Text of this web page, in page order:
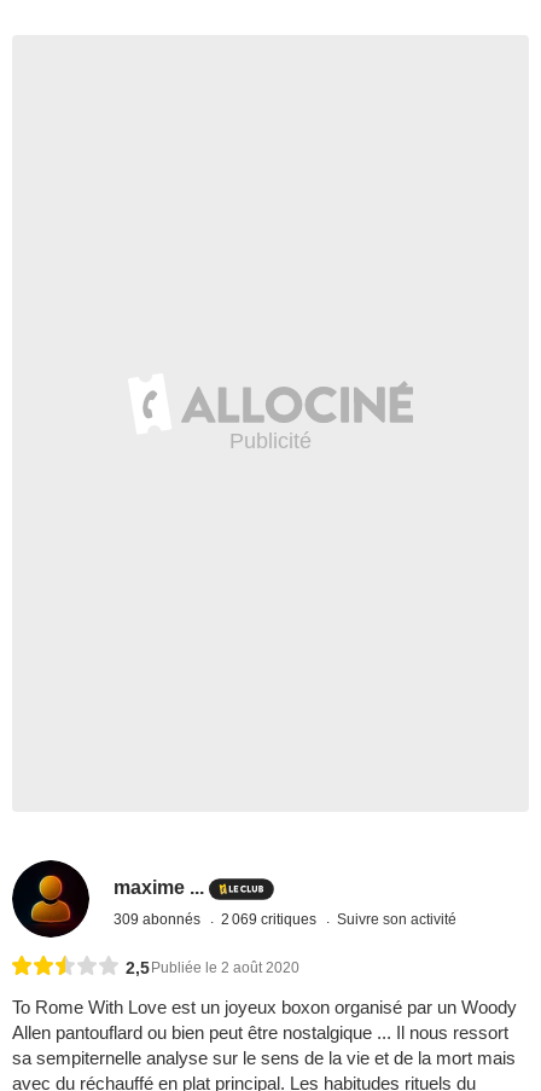
maxime ...
309 abonnés 2 069 critiques Suivre son activité
2,5 Publiée le 2 août 2020
To Rome With Love est un joyeux boxon organisé par un Woody
Allen pantouflard ou bien peut être nostalgique ... Il nous ressort
sa sempiternelle analyse sur le sens de la vie et de la mort mais
avec du réchauffé en plat principal. Les habitudes rituels du